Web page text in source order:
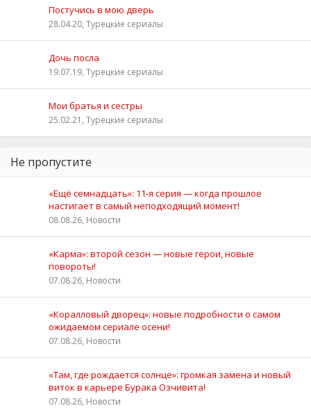
Постучись в мою дверь
28.04.20, Турецкие сериалы
Дочь посла
19.07.19, Турецкие сериалы
Мои братья и сестры
25.02.21, Турецкие сериалы
Не пропустите
«Ещё семнадцать»: 11‑я серия — когда прошлое
настигает в самый неподходящий момент!
08.08.26, Новости
«Карма»: второй сезон — новые герои, новые
повороты!
07.08.26, Новости
«Коралловый дворец»: новые подробности о самом
ожидаемом сериале осени!
07.08.26, Новости
«Там, где рождается солнце»: громкая замена и новый
виток в карьере Бурака Озчивита!
07.08.26, Новости